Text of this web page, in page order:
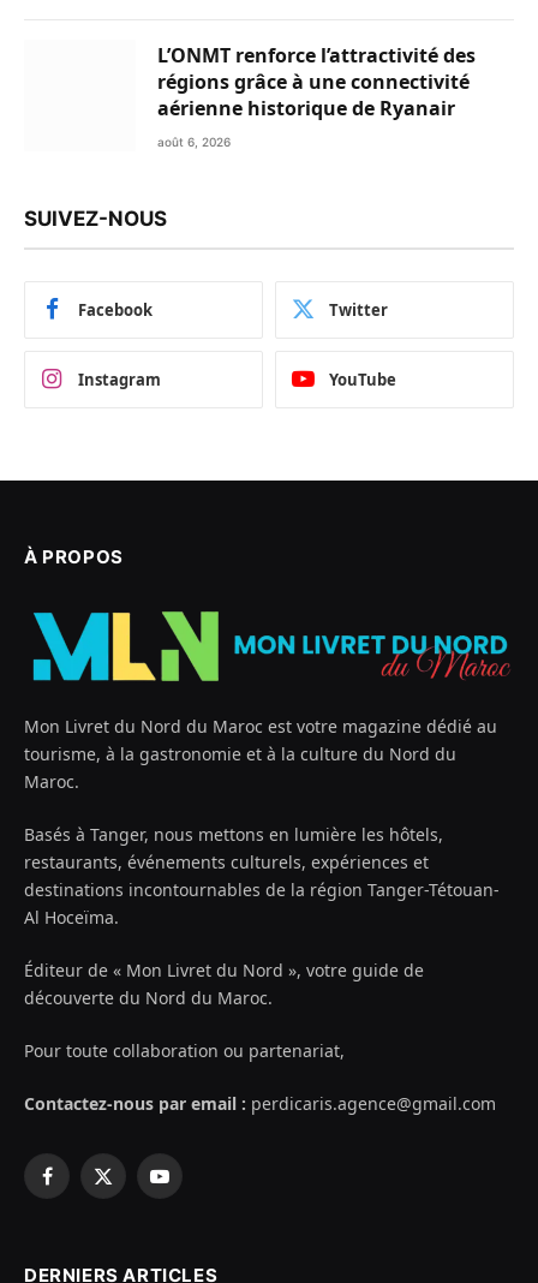
L’ONMT renforce l’attractivité des
régions grâce à une connectivité
aérienne historique de Ryanair
août 6, 2026
SUIVEZ-NOUS
Facebook Twitter
Instagram YouTube
À PROPOS
Mon Livret du Nord du Maroc est votre magazine dédié au
tourisme, à la gastronomie et à la culture du Nord du
Maroc.
Basés à Tanger, nous mettons en lumière les hôtels,
restaurants, événements culturels, expériences et
destinations incontournables de la région Tanger-Tétouan-
Al Hoceïma.
Éditeur de « Mon Livret du Nord », votre guide de
découverte du Nord du Maroc.
Pour toute collaboration ou partenariat,
Contactez-nous par email : perdicaris.agence@gmail.com
Facebook
X
YouTube
DERNIERS ARTICLES